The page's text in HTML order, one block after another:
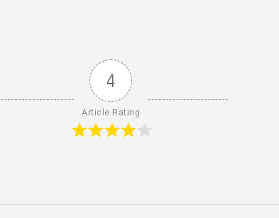
4
Article Rating